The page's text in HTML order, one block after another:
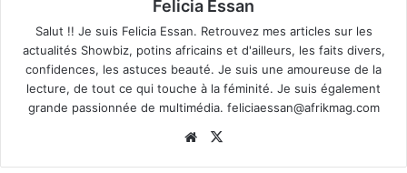
Felicia Essan
Salut !! Je suis Felicia Essan. Retrouvez mes articles sur les
actualités Showbiz, potins africains et d'ailleurs, les faits divers,
confidences, les astuces beauté. Je suis une amoureuse de la
lecture, de tout ce qui touche à la féminité. Je suis également
grande passionnée de multimédia. feliciaessan@afrikmag.com
Website